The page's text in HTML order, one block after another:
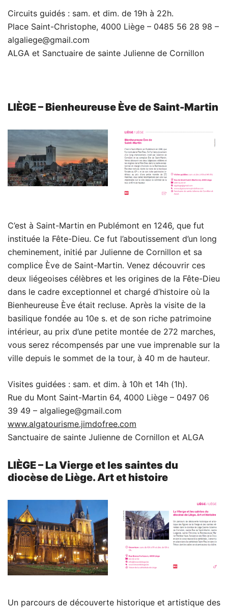
Circuits guidés : sam. et dim. de 19h à 22h.
Place Saint-Christophe, 4000 Liège – 0485 56 28 98 –
algaliege@gmail.com
ALGA et Sanctuaire de sainte Julienne de Cornillon
LIÈGE – Bienheureuse Ève de Saint-Martin
C’est à Saint-Martin en Publémont en 1246, que fut
instituée la Fête-Dieu. Ce fut l’aboutissement d’un long
cheminement, initié par Julienne de Cornillon et sa
complice Ève de Saint-Martin. Venez découvrir ces
deux liégeoises célèbres et les origines de la Fête-Dieu
dans le cadre exceptionnel et chargé d’histoire où la
Bienheureuse Ève était recluse. Après la visite de la
basilique fondée au 10e s. et de son riche patrimoine
intérieur, au prix d’une petite montée de 272 marches,
vous serez récompensés par une vue imprenable sur la
ville depuis le sommet de la tour, à 40 m de hauteur.
Visites guidées : sam. et dim. à 10h et 14h (1h).
Rue du Mont Saint-Martin 64, 4000 Liège – 0497 06
39 49 – algaliege@gmail.com
www.algatourisme.jimdofree.com
Sanctuaire de sainte Julienne de Cornillon et ALGA
LIÈGE – La Vierge et les saintes du
diocèse de Liège. Art et histoire
Un parcours de découverte historique et artistique des